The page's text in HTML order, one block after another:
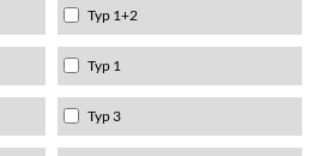
Typ 1+2
Typ 1
Typ 3